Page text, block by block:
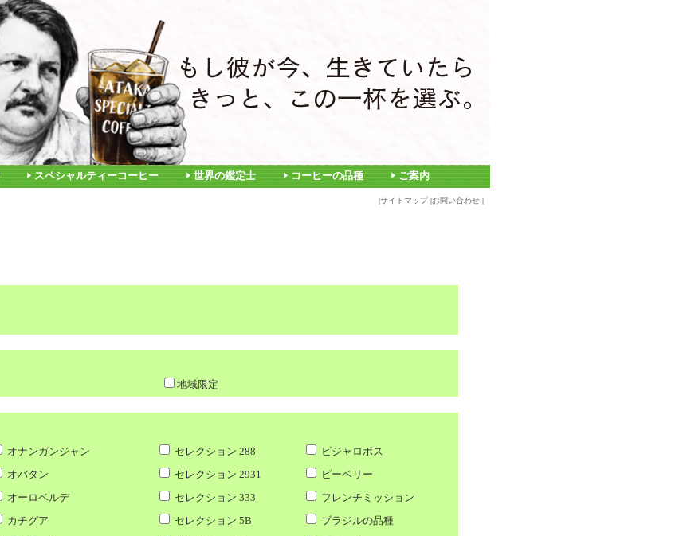
スペシャルティーコーヒー 世界の鑑定士 コーヒーの品種 ご案内
|サイトマップ|お問い合わせ|
地域限定
オナンガンジャン セレクション 288
ビジャロボス
オバタン セレクション 2931
ピーベリー
オーロベルデ セレクション 333
フレンチミッション
カチグア セレクション 5B
ブラジルの品種